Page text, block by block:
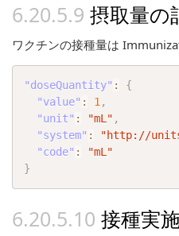
摂取量の
ワクチンの接種量は
"doseQuantity" :
{
"value" : 1 ,
"unit" : "mL" ,
"system" : "http://
"code" :
"mL"
}
接種実